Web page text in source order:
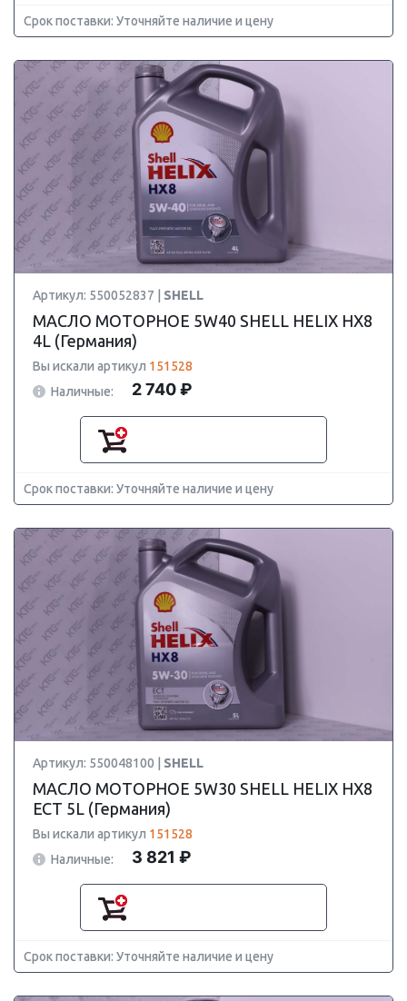
Срок поставки: Уточняйте наличие и цену
Артикул: 550052837 | SHELL
МАСЛО МОТОРНОЕ 5W40 SHELL HELIX HX8
4L (Германия)
Вы искали артикул 151528
Наличные:
2 740 ₽
Срок поставки: Уточняйте наличие и цену
Артикул: 550048100 | SHELL
МАСЛО МОТОРНОЕ 5W30 SHELL HELIX HX8
ECT 5L (Германия)
Вы искали артикул 151528
Наличные:
3 821 ₽
Срок поставки: Уточняйте наличие и цену